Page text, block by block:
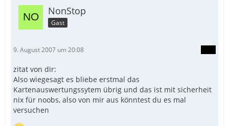
NonStop
Gast
9. August 2007 um 20:08
zitat von dir:
Also wiegesagt es bliebe erstmal das
Kartenauswertungssytem übrig und das ist mit sicherheit
nix für noobs, also von mir aus könntest du es mal
versuchen